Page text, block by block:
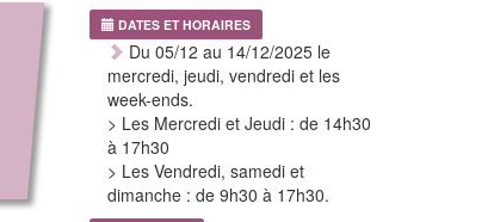
DATES ET HORAIRES
Du 05/12 au 14/12/2025 le
mercredi, jeudi, vendredi et les
week-ends.
> Les Mercredi et Jeudi : de 14h30
à 17h30
> Les Vendredi, samedi et
dimanche : de 9h30 à 17h30.